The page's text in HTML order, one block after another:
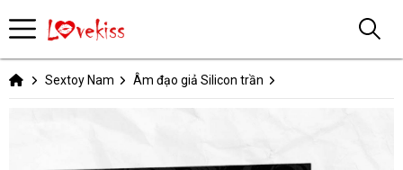
Sextoy Nam Âm đạo giả Silicon trần